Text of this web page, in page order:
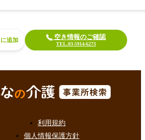
空き情報のご確認
TEL.03-5914-6273
利用規約
個人情報保護方針